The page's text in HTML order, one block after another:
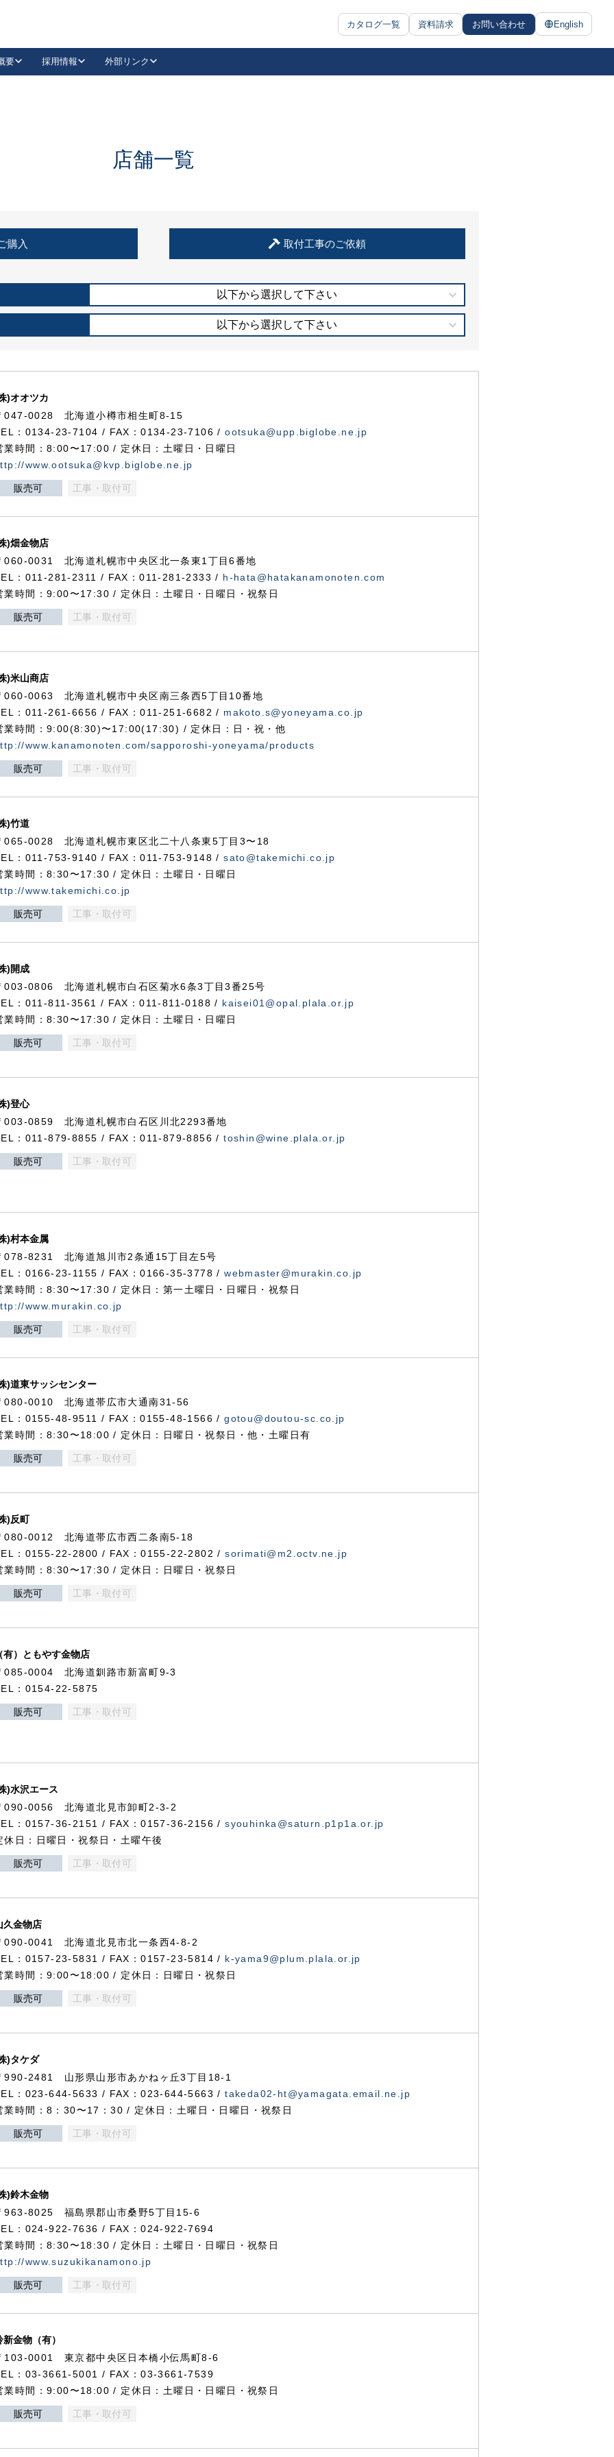
カタログ一覧 資料請求 お問い合わせ English
抗ウイルス・抗菌製品
要 採用情報 外部リンク
LinkedIn
住宅使用部材標準化推進協議会
店舗一覧
購入 取付工事のご依頼
以下から選択して下さい
以下から選択して下さい
)オオツカ
047-0028 北海道小樽市相生町8-15
：0134-23-7104 / FAX：0134-23-7106 /ootsuka@upp.biglobe.ne.jp
業時間：8:00〜17:00 / 定休日：土曜日・日曜日
www.ootsuka@kvp.biglobe.ne.jp
販売可 工事・取付可
)畑金物店
060-0031 北海道札幌市中央区北一条東1丁目6番地
：011-281-2311 / FAX：011-281-2333 / h-hata@hatakanamonoten.com
業時間：9:00〜17:30 / 定休日：土曜日・日曜日・祝祭日
販売可 工事・取付可
)米山商店
060-0063 北海道札幌市中央区南三条西5丁目10番地
：011-261-6656 / FAX：011-251-6682 / makoto.s@yoneyama.co.jp
業時間：9:00(8:30)〜17:00(17:30) / 定休日：日・祝・他
www.kanamonoten.com/sapporoshi-yoneyama/products
販売可 工事・取付可
)竹道
065-0028 北海道札幌市東区北二十八条東5丁目3〜18
：011-753-9140 / FAX：011-753-9148 /sato@takemichi.co.jp
業時間：8:30〜17:30 / 定休日：土曜日・日曜日
www.takemichi.co.jp
販売可 工事・取付可
)開成
003-0806 北海道札幌市白石区菊水6条3丁目3番25号
：011-811-3561 / FAX：011-811-0188 / kaisei01@opal.plala.or.jp
業時間：8:30〜17:30 / 定休日：土曜日・日曜日
販売可 工事・取付可
)登心
003-0859 北海道札幌市白石区川北2293番地
：011-879-8855 / FAX：011-879-8856 /toshin@wine.plala.or.jp
販売可 工事・取付可
)村本金属
078-8231 北海道旭川市2条通15丁目左5号
：0166-23-1155 / FAX：0166-35-3778 /webmaster@murakin.co.jp
業時間：8:30〜17:30 / 定休日：第一土曜日・日曜日・祝祭日
www.murakin.co.jp
販売可 工事・取付可
)道東サッシセンター
080-0010 北海道帯広市大通南31-56
：0155-48-9511 / FAX：0155-48-1566 /gotou@doutou-sc.co.jp
業時間：8:30〜18:00 / 定休日：日曜日・祝祭日・他・土曜日有
販売可 工事・取付可
)反町
080-0012 北海道帯広市西二条南5-18
：0155-22-2800 / FAX：0155-22-2802 /sorimati@m2.octv.ne.jp
業時間：8:30〜17:30 / 定休日：日曜日・祝祭日
販売可 工事・取付可
有）ともやす金物店
085-0004 北海道釧路市新富町9-3
：0154-22-5875
販売可 工事・取付可
)水沢エース
090-0056 北海道北見市卸町2-3-2
：0157-36-2151 / FAX：0157-36-2156 /syouhinka@saturn.p1p1a.or.jp
休日：日曜日・祝祭日・土曜午後
販売可 工事・取付可
久金物店
090-0041 北海道北見市北一条西4-8-2
：0157-23-5831 / FAX：0157-23-5814 / k-yama9@plum.plala.or.jp
業時間：9:00〜18:00 / 定休日：日曜日・祝祭日
販売可 工事・取付可
)タケダ
990-2481 山形県山形市あかねヶ丘3丁目18-1
：023-644-5633 / FAX：023-644-5663 /takeda02-ht@yamagata.email.ne.jp
業時間：8：30〜17：30 / 定休日：土曜日・日曜日・祝祭日
販売可 工事・取付可
)鈴木金物
963-8025 福島県郡山市桑野5丁目15-6
：024-922-7636 / FAX：024-922-7694
業時間：8:30〜18:30 / 定休日：土曜日・日曜日・祝祭日
www.suzukikanamono.jp
販売可 工事・取付可
新金物（有）
103-0001 東京都中央区日本橋小伝馬町8-6
：03-3661-5001 / FAX：03-3661-7539
業時間：9:00〜18:00 / 定休日：土曜日・日曜日・祝祭日
販売可 工事・取付可